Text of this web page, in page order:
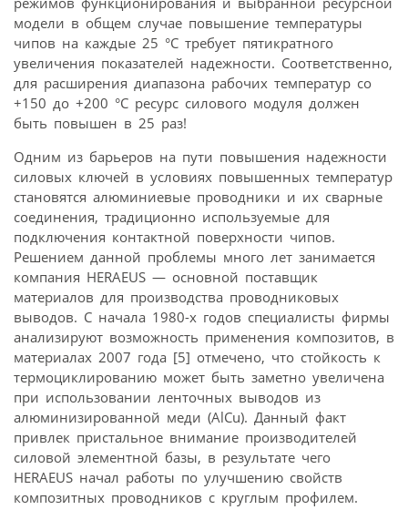
модели в общем случае повышение температуры
чипов на каждые 25 °C требует пятикратного
увеличения показателей надежности. Соответственно,
для расширения диапазона рабочих температур со
+150 до +200 °C ресурс силового модуля должен
быть повышен в 25 раз!
Одним из барьеров на пути повышения надежности
силовых ключей в условиях повышенных температур
становятся алюминиевые проводники и их сварные
соединения, традиционно используемые для
подключения контактной поверхности чипов.
Решением данной проблемы много лет занимается
компания HERAEUS — основной поставщик
материалов для производства проводниковых
выводов. С начала 1980-х годов специалисты фирмы
анализируют возможность применения композитов, в
материалах 2007 года [5] отмечено, что стойкость к
термоциклированию может быть заметно увеличена
при использовании ленточных выводов из
алюминизированной меди (AlCu). Данный факт
привлек пристальное внимание производителей
силовой элементной базы, в результате чего
HERAEUS начал работы по улучшению свойств
композитных проводников с круглым профилем.